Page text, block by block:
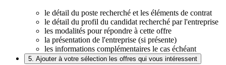
le détail du poste recherché et les éléments de contrat
le détail du profil du candidat recherché par l'entreprise
les modalités pour répondre à cette offre
la présentation de l'entreprise (si présente)
les informations complémentaires le cas échéant
5. Ajouter à votre sélection les offres qui vous intéressent